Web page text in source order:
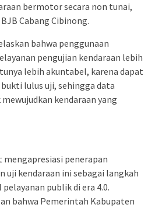
bermotor secara non tunai,
Cabang Cibinong.
bahwa penggunaan
pengujian kendaraan lebih
lebih akuntabel, karena dapat
lulus uji, sehingga data
kendaraan yang
mengapresiasi penerapan
uji kendaraan ini sebagai langkah
publik di era 4.0.
bahwa Pemerintah Kabupaten